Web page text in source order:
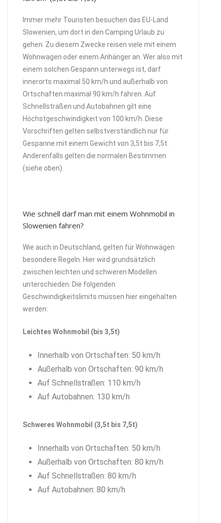
Immer mehr Touristen besuchen das EU-Land
Slowenien, um dort in den Camping Urlaub zu
gehen. Zu diesem Zwecke reisen viele mit einem
Wohnwagen oder einem Anhänger an. Wer also mit
einem solchen Gespann unterwegs ist, darf
innerorts maximal 50 km/h und außerhalb von
Ortschaften maximal 90 km/h fahren. Auf
Schnellstraßen und Autobahnen gilt eine
Höchstgeschwindigkeit von 100 km/h. Diese
Vorschriften gelten selbstverständlich nur für
Gespanne mit einem Gewicht von 3,5t bis 7,5t.
Anderenfalls gelten die normalen Bestimmen
(siehe oben).
Wie schnell darf man mit einem Wohnmobil in
Slowenien fahren?
Wie auch in Deutschland, gelten für Wohnwägen
besondere Regeln. Hier wird grundsätzlich
zwischen leichten und schweren Modellen
unterschieden. Die folgenden
Geschwindigkeitslimits müssen hier eingehalten
werden:
Leichtes Wohnmobil (bis 3,5t)
Innerhalb von Ortschaften: 50 km/h
Außerhalb von Ortschaften: 90 km/h
Auf Schnellstraßen: 110 km/h
Auf Autobahnen: 130 km/h
Schweres Wohnmobil (3,5t bis 7,5t)
Innerhalb von Ortschaften: 50 km/h
Außerhalb von Ortschaften: 80 km/h
Auf Schnellstraßen: 80 km/h
Auf Autobahnen: 80 km/h